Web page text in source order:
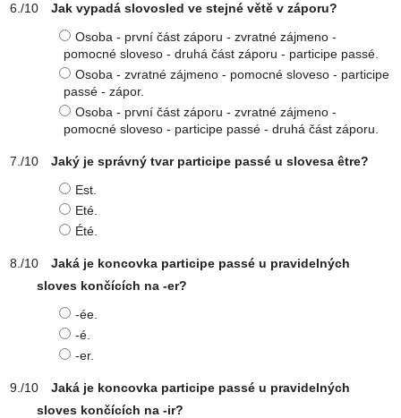
Jak vypadá slovosled ve stejné větě v záporu?
Osoba - první část záporu - zvratné zájmeno -
pomocné sloveso - druhá část záporu - participe passé.
Osoba - zvratné zájmeno - pomocné sloveso - participe
passé - zápor.
Osoba - první část záporu - zvratné zájmeno -
pomocné sloveso - participe passé - druhá část záporu.
Jaký je správný tvar participe passé u slovesa être?
Est.
Eté.
Été.
Jaká je koncovka participe passé u pravidelných
sloves končících na -er?
-ée.
-é.
-er.
Jaká je koncovka participe passé u pravidelných
sloves končících na -ir?